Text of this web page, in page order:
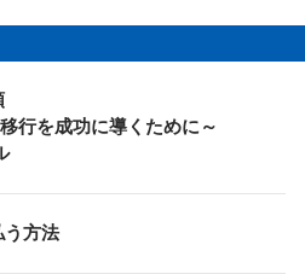
行を成功に導くために～
う方法